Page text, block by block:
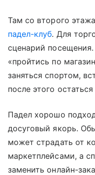
Там со второго
падел-клуб. Для
сценарий
«пройтись по
заняться спортом,
после этого
Падел хорошо
досуговый якорь.
может страдать от
маркетплейсами, а
заменить онлайн-